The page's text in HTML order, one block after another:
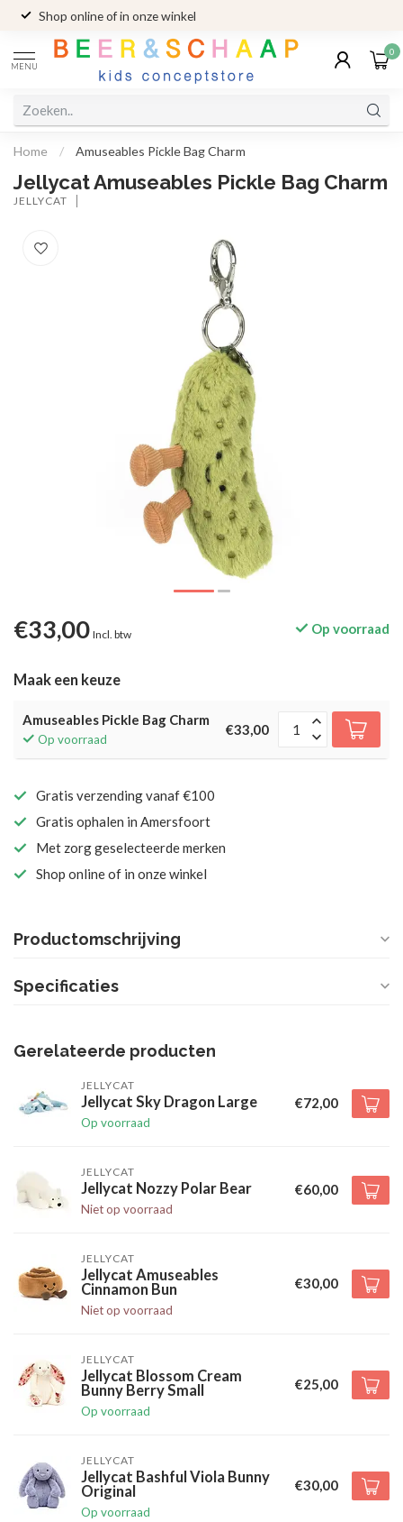
Shop online of in onze winkel
MENU
0
Home / Amuseables Pickle Bag Charm
Jellycat Amuseables Pickle Bag Charm
JELLYCAT
€33,00 Incl. btw Op voorraad
Maak een keuze
Amuseables Pickle Bag Charm
Op voorraad
€33,00
Gratis verzending vanaf €100
Gratis ophalen in Amersfoort
Met zorg geselecteerde merken
Shop online of in onze winkel
Productomschrijving
Specificaties
Gerelateerde producten
JELLYCAT
Jellycat Sky Dragon Large
Op voorraad
€72,00
JELLYCAT
Jellycat Nozzy Polar Bear
Niet op voorraad
€60,00
JELLYCAT
Jellycat Amuseables
Cinnamon Bun
Niet op voorraad
€30,00
JELLYCAT
Jellycat Blossom Cream
Bunny Berry Small
Op voorraad
€25,00
JELLYCAT
Jellycat Bashful Viola Bunny
Original
Op voorraad
€30,00